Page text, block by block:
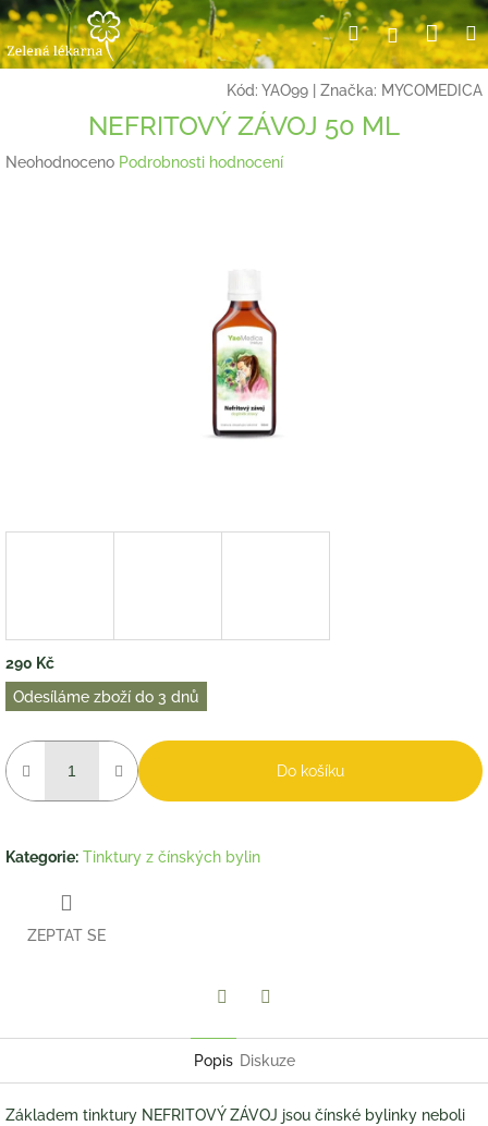
Přejít
na
obsah
HledatPřihlášení
Kód: YAO99 Značka: MYCOMEDICA
NEFRITOVÝ ZÁVOJ 50 ML
Průměrné
Neohodnoceno Podrobnosti hodnocení
290 Kč
Měrná
cena:
Odesíláme zboží do 3 dnů
Do košíku
Kategorie: Tinktury z čínských bylin
ZEPTAT SE
Popis Diskuze
Základem tinktury NEFRITOVÝ ZÁVOJ jsou čínské bylinky neboli